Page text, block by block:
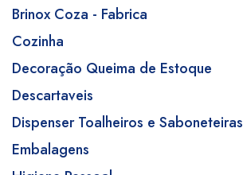
Brinox Coza - Fabrica
Cozinha
Decoração Queima de Estoque
Descartaveis
Dispenser Toalheiros e Saboneteiras
Embalagens